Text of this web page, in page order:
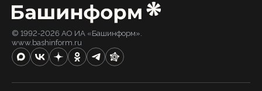
© 1992-2026 АО ИА «Башинформ».
www.bashinform.ru